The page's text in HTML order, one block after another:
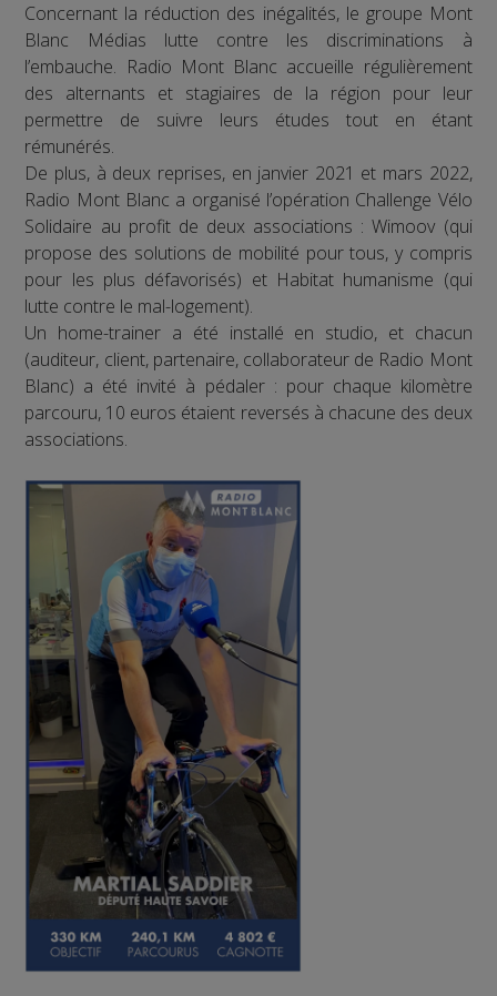
Concernant la réduction des inégalités, le groupe Mont
Blanc Médias lutte contre les discriminations à
l’embauche. Radio Mont Blanc accueille régulièrement
des alternants et stagiaires de la région pour leur
permettre de suivre leurs études tout en étant
rémunérés.
De plus, à deux reprises, en janvier 2021 et mars 2022,
Radio Mont Blanc a organisé l’opération Challenge Vélo
Solidaire au profit de deux associations : Wimoov (qui
propose des solutions de mobilité pour tous, y compris
pour les plus défavorisés) et Habitat humanisme (qui
lutte contre le mal-logement).
Un home-trainer a été installé en studio, et chacun
(auditeur, client, partenaire, collaborateur de Radio Mont
Blanc) a été invité à pédaler : pour chaque kilomètre
parcouru, 10 euros étaient reversés à chacune des deux
associations.